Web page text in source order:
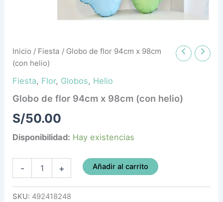
Inicio / Fiesta / Globo de flor 94cm x 98cm
(con helio)
Fiesta, Flor, Globos, Helio
Globo de flor 94cm x 98cm (con helio)
S/50.00
Disponibilidad: Hay existencias
- + Añadir al carrito
SKU: 492418248